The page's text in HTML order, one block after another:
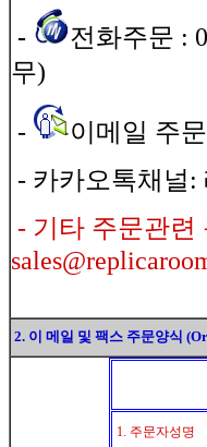
-
전화주문 :
무)
-
이메일 주
- 카카오톡채널:
- 기타 주문관련
2. 이 메일 및 팩스 주문양식
1. 주문자성명